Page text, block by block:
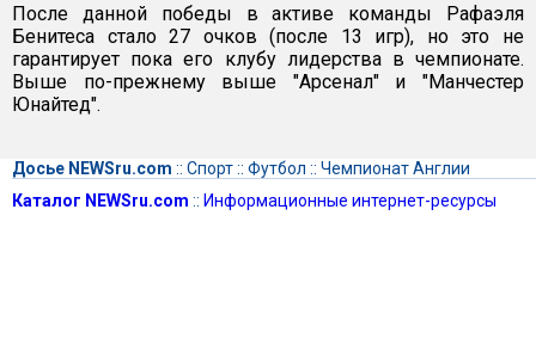
После данной победы в активе команды Рафаэля
Бенитеса стало 27 очков (после 13 игр), но это не
гарантирует пока его клубу лидерства в чемпионате.
Выше по-прежнему выше "Арсенал" и "Манчестер
Юнайтед".
Досье NEWSru.com :: Спорт:: Футбол :: Чемпионат Англии
Каталог NEWSru.com :: Информационные интернет-ресурсы